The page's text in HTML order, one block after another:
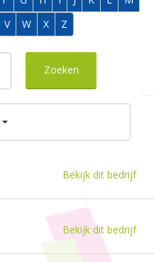
V W X Z
Bekijk dit bedrijf
Bekijk dit bedrijf